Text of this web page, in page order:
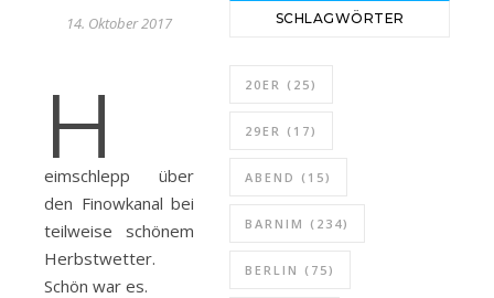
…
alle was bewegt
14. Oktober 2017
H
eimschlepp über
den Finowkanal bei
teilweise schönem
Herbstwetter.
Schön war es.
SCHLAGWÖRTER
20ER (25)
29ER (17)
ABEND (15)
BARNIM (234)
BERLIN (75)